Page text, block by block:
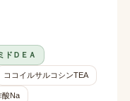
ドＤＥＡ
ココイルサルコシンTEA
酸Na